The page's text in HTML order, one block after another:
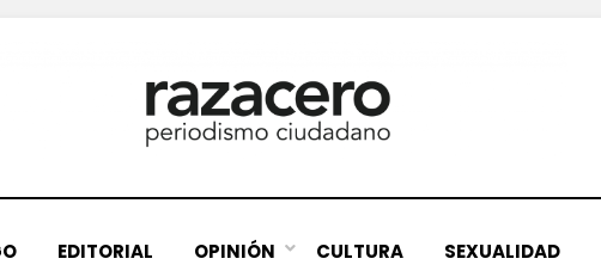
EDITORIAL OPINIÓN CULTURA SEXUALIDAD